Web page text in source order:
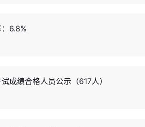
6.8%
成绩合格人员公示（617人）